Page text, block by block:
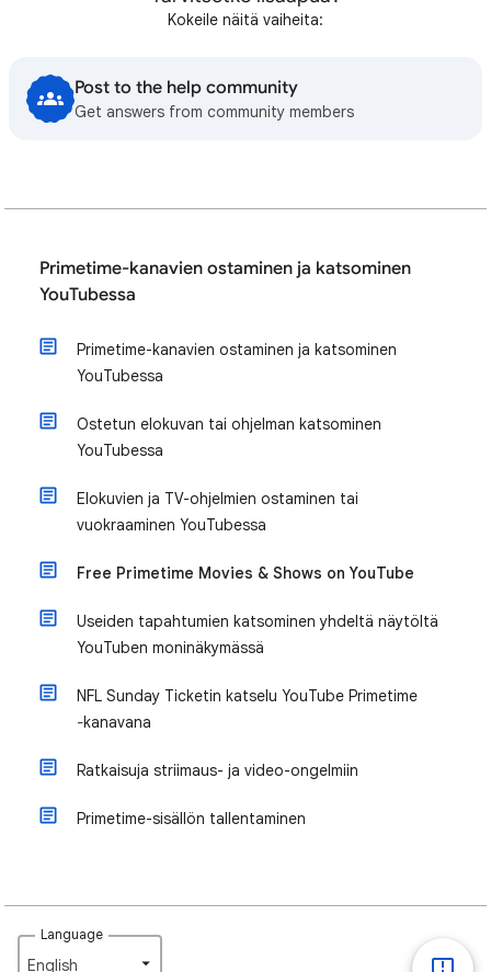
Kokeile näitä vaiheita:
Post to the help community
Get answers from community members
Primetime-kanavien ostaminen ja katsominen
YouTubessa
Primetime-kanavien ostaminen ja katsominen
YouTubessa
Ostetun elokuvan tai ohjelman katsominen
YouTubessa
Elokuvien ja TV-ohjelmien ostaminen tai
vuokraaminen YouTubessa
Free Primetime Movies & Shows on YouTube
Useiden tapahtumien katsominen yhdeltä näytöltä
YouTuben moninäkymässä
NFL Sunday Ticketin katselu YouTube Primetime
‐kanavana
Ratkaisuja striimaus- ja video-ongelmiin
Primetime-sisällön tallentaminen
Language
English‎